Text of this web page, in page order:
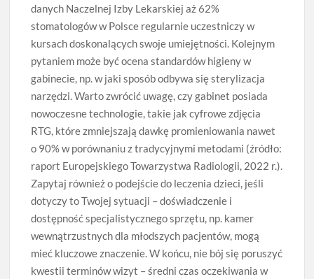
danych Naczelnej Izby Lekarskiej aż 62%
stomatologów w Polsce regularnie uczestniczy w
kursach doskonalących swoje umiejętności. Kolejnym
pytaniem może być ocena standardów higieny w
gabinecie, np. w jaki sposób odbywa się sterylizacja
narzędzi. Warto zwrócić uwagę, czy gabinet posiada
nowoczesne technologie, takie jak cyfrowe zdjęcia
RTG, które zmniejszają dawkę promieniowania nawet
o 90% w porównaniu z tradycyjnymi metodami (źródło:
raport Europejskiego Towarzystwa Radiologii, 2022 r.).
Zapytaj również o podejście do leczenia dzieci, jeśli
dotyczy to Twojej sytuacji – doświadczenie i
dostępność specjalistycznego sprzętu, np. kamer
wewnątrzustnych dla młodszych pacjentów, mogą
mieć kluczowe znaczenie. W końcu, nie bój się poruszyć
kwestii terminów wizyt – średni czas oczekiwania w